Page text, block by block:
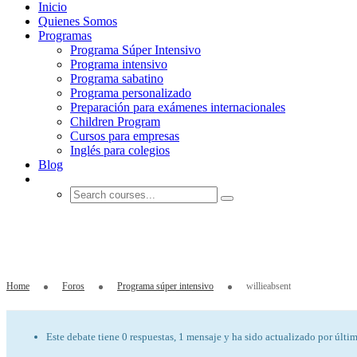
Inicio
Quienes Somos
Programas
Programa Súper Intensivo
Programa intensivo
Programa sabatino
Programa personalizado
Preparación para exámenes internacionales
Children Program
Cursos para empresas
Inglés para colegios
Blog
Home Foros Programa súper intensivo willieabsent
Este debate tiene 0 respuestas, 1 mensaje y ha sido actualizado por